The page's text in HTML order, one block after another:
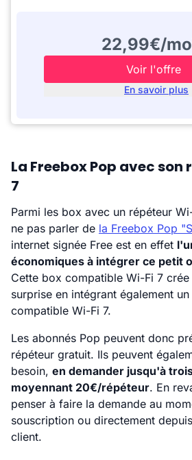
22,99€/
Voir l'offre
En savoir plus
La Freebox Pop avec
7
Parmi les box avec un répéteur
ne pas parler de la Freebox Pop
internet signée Free est en effet
économiques à intégrer ce petit
Cette box compatible Wi-Fi 7
surprise en intégrant également
compatible Wi-Fi 7.
Les abonnés Pop peuvent donc
répéteur gratuit. Ils peuvent
besoin, en demander jusqu'à
moyennant 20€/répéteur. En
penser à faire la demande au
souscription ou directement
client.